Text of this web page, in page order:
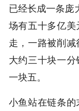
已经长成一条庞
场有五十多亿
走，一路被削
大约三十块一
一块五。
小鱼站在链条